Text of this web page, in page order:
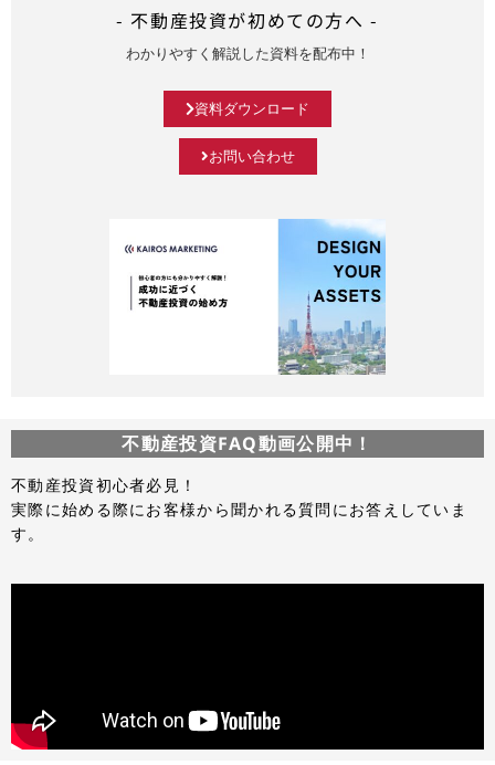
- 不動産投資が初めての方へ -
わかりやすく解説した資料を配布中！
資料ダウンロード
お問い合わせ
不動産投資FAQ動画公開中！
不動産投資初心者必見！
実際に始める際にお客様から聞かれる質問にお答えしていま
す。